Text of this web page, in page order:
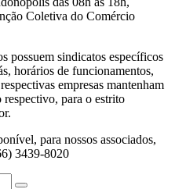
Coletiva do Comércio
possuem sindicatos específicos
horários de funcionamentos,
empresas mantenham
para o estrito
para nossos associados,
3439-8020